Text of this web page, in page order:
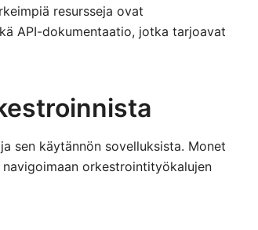
resursseja ovat
API-dokumentaatio, jotka tarjoavat
sen käytännön sovelluksista. Monet
orkestrointityökalujen